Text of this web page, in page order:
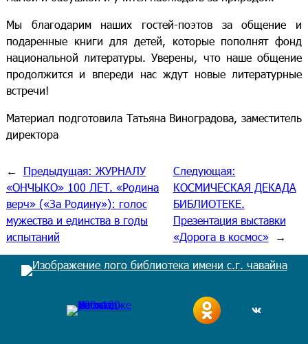
Мы благодарим наших гостей-поэтов за общение и
подаренные книги для детей, которые пополнят фонд
национальной литературы. Уверены, что наше общение
продолжится и впереди нас ждут новые литературные
встречи!
Материал подготовила Татьяна Виноградова, заместитель
директора
← Предыдущая: ЖУРНАЛУ
«ОНЧЫКО» 100 ЛЕТ. «Родина
верч» («За Родину»): голос
мужества и единства в годы
испытаний
Следующая:
КОСМИЧЕСКАЯ ДЕКАДА
БИБЛИОТЕКЕ.
Презентация выставки
«Дорога в космос» →
ВКонтакте